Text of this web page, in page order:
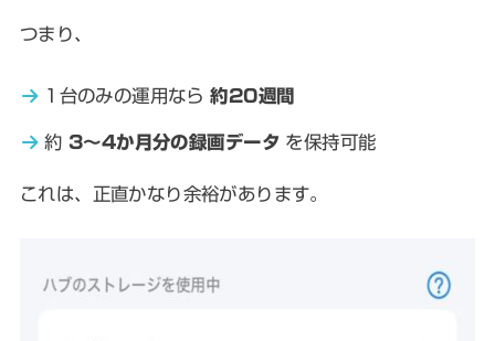
つまり、
1台のみの運用なら約20週間
約 3〜4か月分の録画データを保持可能
これは、正直かなり余裕があります。